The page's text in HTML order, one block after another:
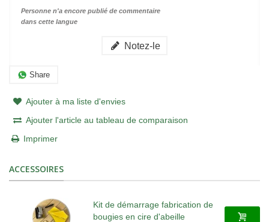
Personne n'a encore publié de commentaire
dans cette langue
Notez-le
Share
Ajouter à ma liste d'envies
Ajouter l'article au tableau de comparaison
Imprimer
ACCESSOIRES
Kit de démarrage fabrication de
bougies en cire d'abeille